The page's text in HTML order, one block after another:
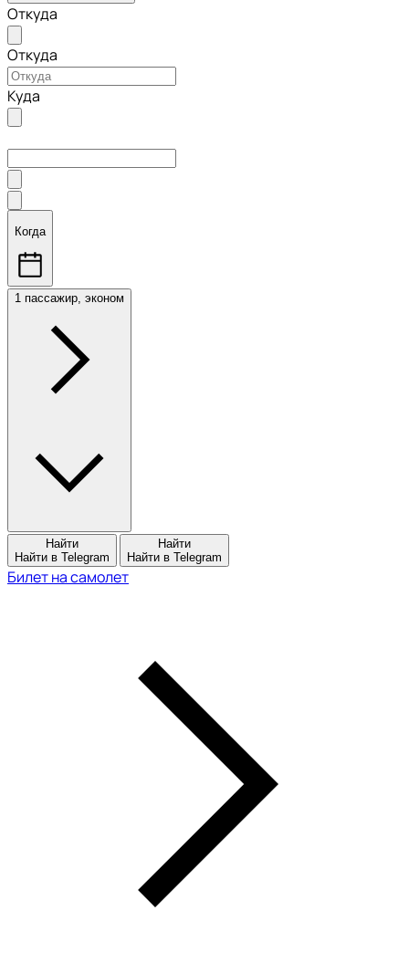
Откуда
Откуда
Куда
Когда
1 пассажир, эконом
Найти
Найти в Telegram
Найти
Найти в Telegram
Билет на самолет